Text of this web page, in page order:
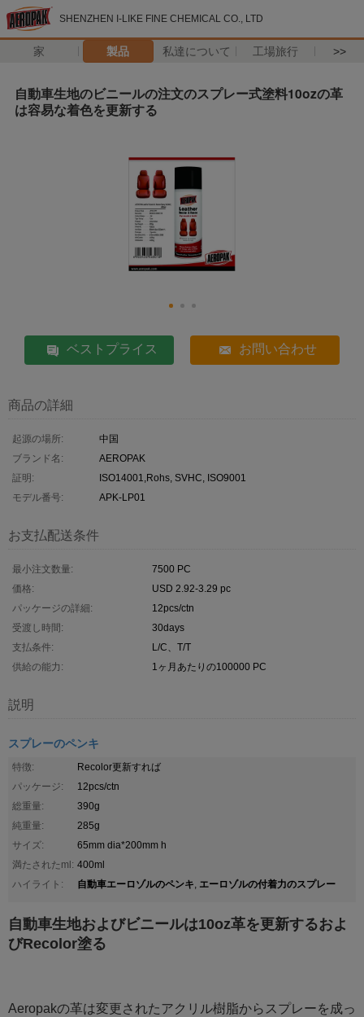
SHENZHEN I-LIKE FINE CHEMICAL CO., LTD
家 製品 私達について 工場旅行 >>
自動車生地のビニールの注文のスプレー式塗料10ozの革
は容易な着色を更新する
ベストプライス お問い合わせ
商品の詳細
起源の場所:
中国
ブランド名:
AEROPAK
証明:
ISO14001,Rohs, SVHC, ISO9001
モデル番号:
APK-LP01
お支払配送条件
最小注文数量:
7500 PC
価格:
USD 2.92-3.29 pc
パッケージの詳細:
12pcs/ctn
受渡し時間:
30days
支払条件:
L/C、T/T
供給の能力:
1ヶ月あたりの100000 PC
説明
スプレーのペンキ
特徴:
Recolor更新すれば
パッケージ:
12pcs/ctn
総重量:
390g
純重量:
285g
サイズ:
65mm dia*200mm h
満たされたml: 400ml
ハイライト:
自動車エーロゾルのペンキ, エーロゾルの付着力のスプレー
自動車生地およびビニールは10oz革を更新するおよ
びRecolor塗る
Aeropakの革は変更されたアクリル樹脂からスプレーを成っ